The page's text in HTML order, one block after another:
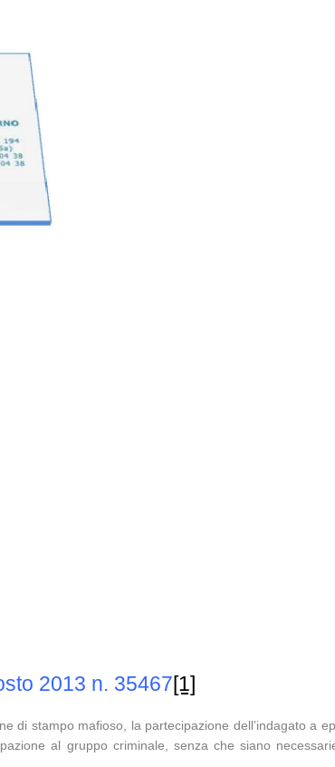
2013 n. 35467[1]
stampo mafioso, la partecipazione dell’indagato a
al gruppo criminale, senza che siano